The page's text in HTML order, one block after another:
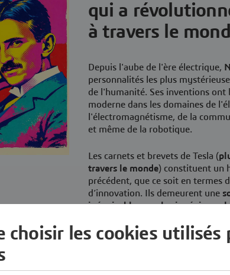
qui a
à travers le
Depuis l'aube de l'ère électrique,
personnalités les plus
de l'humanité. Ses inventions ont
moderne dans les domaines de
l'électromagnétisme, de la
et même de la robotique.
Les carnets et brevets de Tesla (
travers le monde) constituent un
précédent, que ce soit en termes
d’innovation. Ils demeurent une
inépuisable pour les ingénieurs,
En intégrant cet héritage au
et reproductibles. Elles
choisir les cookies utilisés